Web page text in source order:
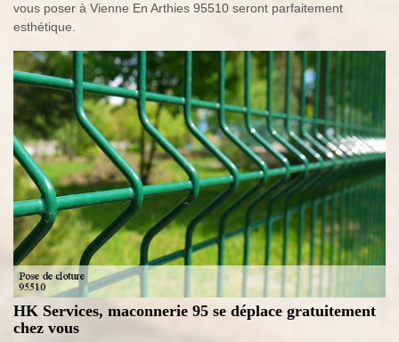
vous poser à Vienne En Arthies 95510 seront parfaitement
esthétique.
HK Services, maconnerie 95 se déplace gratuitement
chez vous